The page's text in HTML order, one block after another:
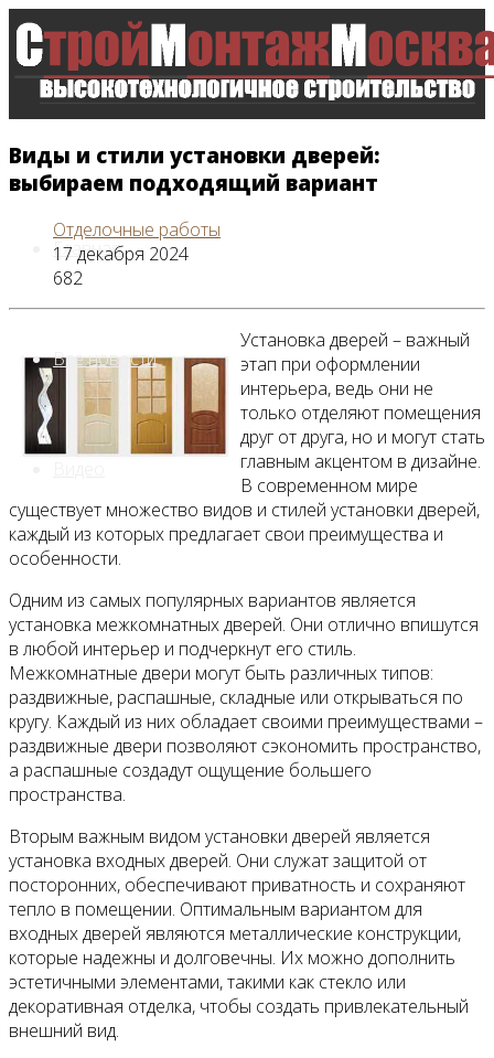
Главная
Все новости
Виды и стили установки дверей:
выбираем подходящий вариант
Отделочные работы
17 декабря 2024
682
Установка дверей – важный
этап при оформлении
интерьера, ведь они не
только отделяют помещения
друг от друга, но и могут стать
главным акцентом в дизайне.
В современном мире
существует множество видов и стилей установки дверей,
каждый из которых предлагает свои преимущества и
особенности.
Одним из самых популярных вариантов является
установка межкомнатных дверей. Они отлично впишутся
в любой интерьер и подчеркнут его стиль.
Межкомнатные двери могут быть различных типов:
раздвижные, распашные, складные или открываться по
кругу. Каждый из них обладает своими преимуществами –
раздвижные двери позволяют сэкономить пространство,
а распашные создадут ощущение большего
пространства.
Вторым важным видом установки дверей является
установка входных дверей. Они служат защитой от
посторонних, обеспечивают приватность и сохраняют
тепло в помещении. Оптимальным вариантом для
входных дверей являются металлические конструкции,
которые надежны и долговечны. Их можно дополнить
эстетичными элементами, такими как стекло или
декоративная отделка, чтобы создать привлекательный
внешний вид.